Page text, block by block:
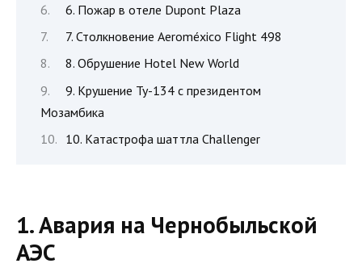
6. Пожар в отеле Dupont Plaza
7. Столкновение Aeroméxico Flight 498
8. Обрушение Hotel New World
9. Крушение Ту-134 с президентом
Мозамбика
10. Катастрофа шаттла Challenger
1. Авария на Чернобыльской
АЭС